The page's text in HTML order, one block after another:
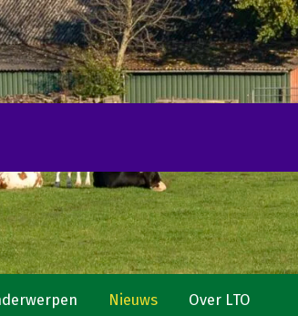
Nieuws Over LTO